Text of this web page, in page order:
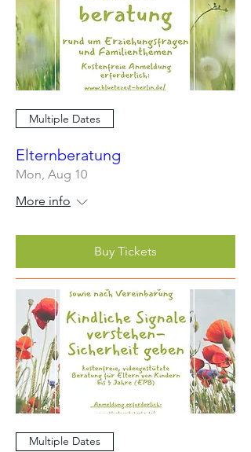
Multiple Dates
Elternberatung
Mon, Aug 10
More info
Buy Tickets
Multiple Dates